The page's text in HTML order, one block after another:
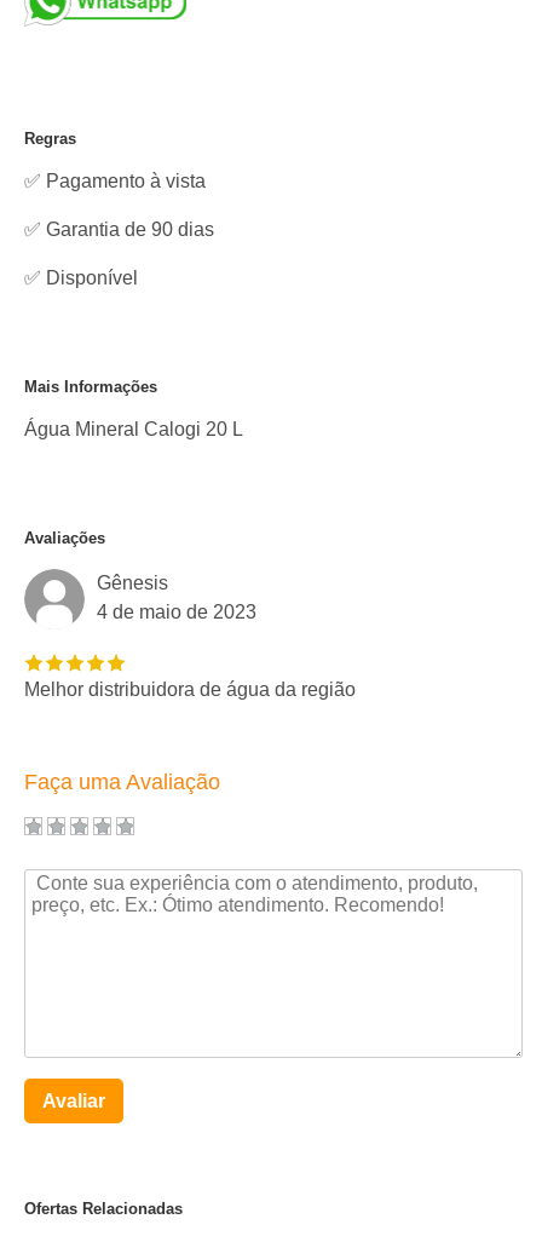
Regras
✅ Pagamento à vista
✅ Garantia de 90 dias
✅ Disponível
Mais Informações
Água Mineral Calogi 20 L
Avaliações
Gênesis
4 de maio de 2023
Melhor distribuidora de água da região
Faça uma Avaliação
Avaliar
Ofertas Relacionadas